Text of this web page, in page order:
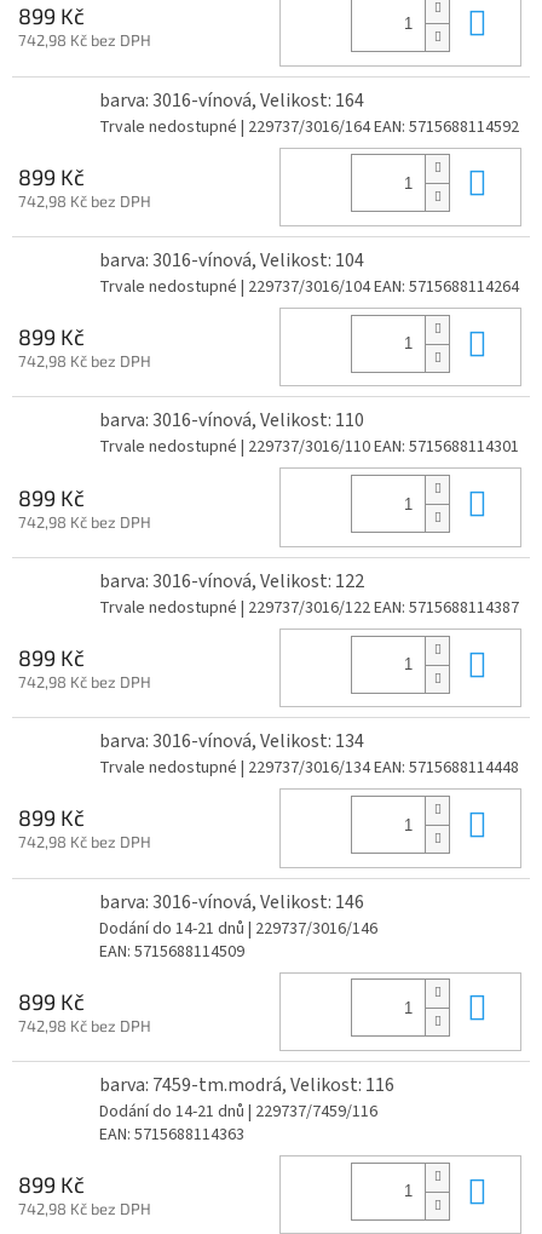
899 Kč
742,98 Kč bez DPH
barva: 3016-vínová, Velikost: 164
Trvale nedostupné | 229737/3016/164EAN: 5715688114592
899 Kč
742,98 Kč bez DPH
barva: 3016-vínová, Velikost: 104
Trvale nedostupné | 229737/3016/104EAN: 5715688114264
899 Kč
742,98 Kč bez DPH
barva: 3016-vínová, Velikost: 110
Trvale nedostupné | 229737/3016/110EAN: 5715688114301
899 Kč
742,98 Kč bez DPH
barva: 3016-vínová, Velikost: 122
Trvale nedostupné | 229737/3016/122EAN: 5715688114387
899 Kč
742,98 Kč bez DPH
barva: 3016-vínová, Velikost: 134
Trvale nedostupné | 229737/3016/134EAN: 5715688114448
899 Kč
742,98 Kč bez DPH
barva: 3016-vínová, Velikost: 146
Dodání do 14-21 dnů | 229737/3016/146
EAN: 5715688114509
899 Kč
742,98 Kč bez DPH
barva: 7459-tm.modrá, Velikost: 116
Dodání do 14-21 dnů | 229737/7459/116
EAN: 5715688114363
899 Kč
742,98 Kč bez DPH